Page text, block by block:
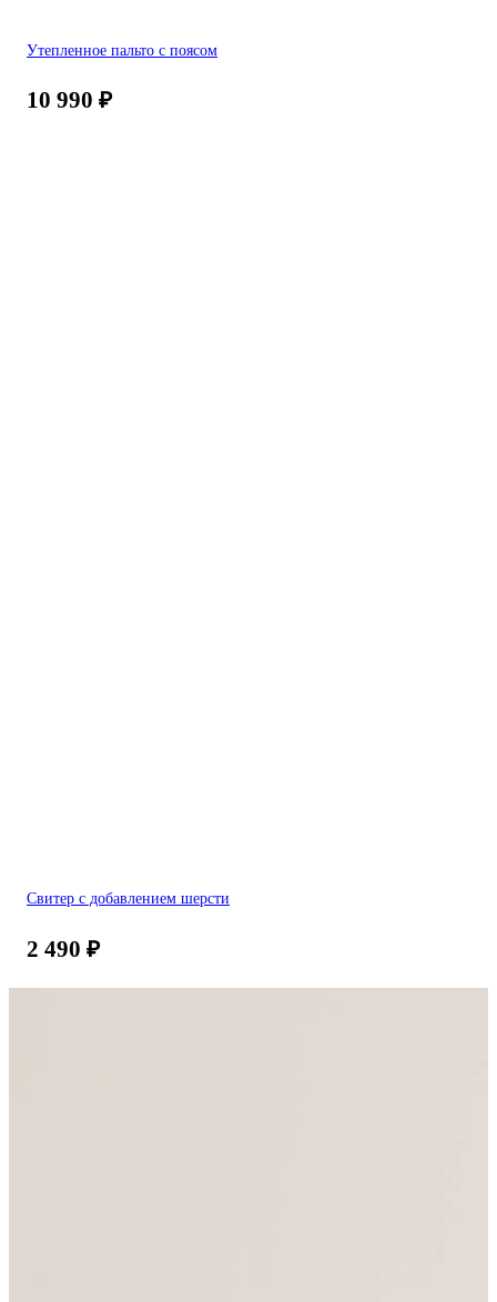
Утепленное пальто с поясом
10 990 ₽
Свитер с добавлением шерсти
2 490 ₽